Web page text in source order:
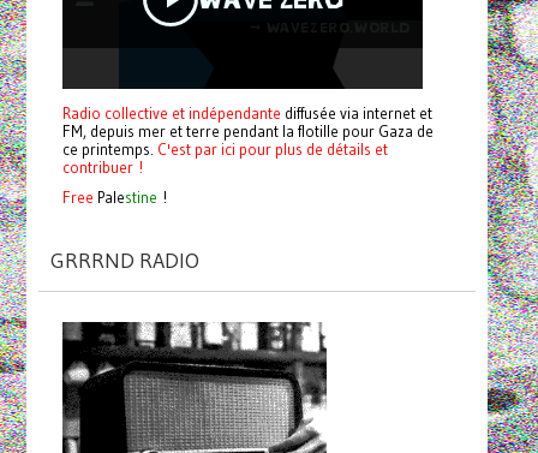
Radio collective et indépendante diffusée via internet et
FM, depuis mer et terre pendant la flotille pour Gaza de
ce printemps. C'est par ici pour plus de détails et
contribuer !
Free Palestine !
GRRRND RADIO